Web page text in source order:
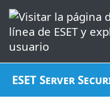
ESET Server